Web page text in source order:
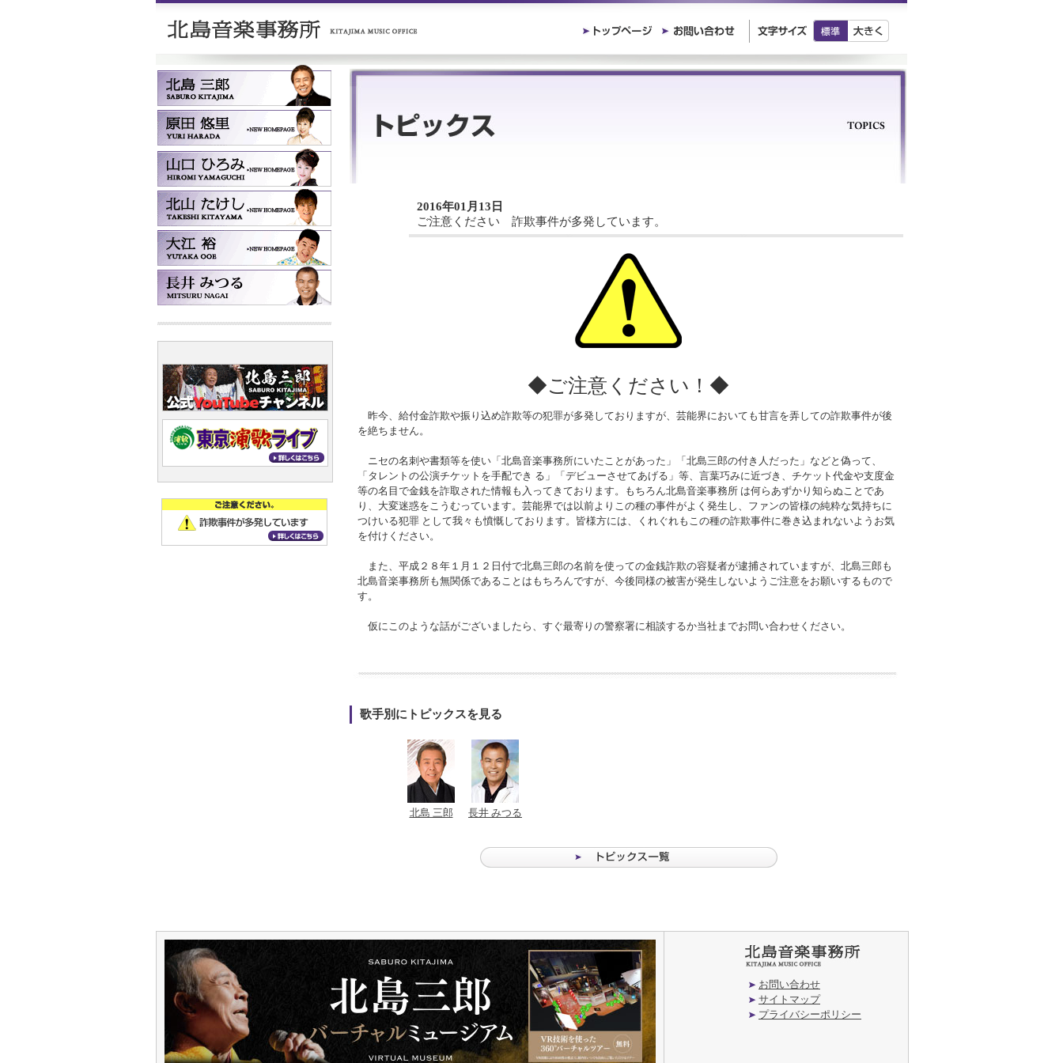
2016年01月13日
ご注意ください 詐欺事件が多発しています。
◆ご注意ください！◆
昨今、給付金詐欺や振り込め詐欺等の犯罪が多発しておりますが、芸能界においても甘言を弄しての詐欺事件が後
を絶ちません。
ニセの名刺や書類等を使い「北島音楽事務所にいたことがあった」「北島三郎の付き人だった」などと偽って、
「タレントの公演チケットを手配でき る」「デビューさせてあげる」等、言葉巧みに近づき、チケット代金や支度金
等の名目で金銭を詐取された情報も入ってきております。もちろん北島音楽事務所 は何らあずかり知らぬことであ
り、大変迷惑をこうむっています。芸能界では以前よりこの種の事件がよく発生し、ファンの皆様の純粋な気持ちに
つけいる犯罪 として我々も憤慨しております。皆様方には、くれぐれもこの種の詐欺事件に巻き込まれないようお気
を付けください。
また、平成２８年１月１２日付で北島三郎の名前を使っての金銭詐欺の容疑者が逮捕されていますが、北島三郎も
北島音楽事務所も無関係であることはもちろんですが、今後同様の被害が発生しないようご注意をお願いするもので
す。
仮にこのような話がございましたら、すぐ最寄りの警察署に相談するか当社までお問い合わせください。
歌手別にトピックスを見る
北島 三郎 長井 みつる
お問い合わせ
サイトマップ
プライバシーポリシー